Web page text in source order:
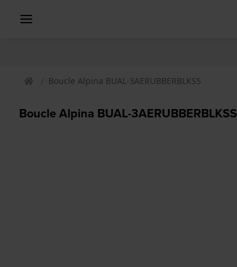
Boucle Alpina BUAL-3AERUBBERBLKSS
Boucle Alpina BUAL-3AERUBBERBLKSS